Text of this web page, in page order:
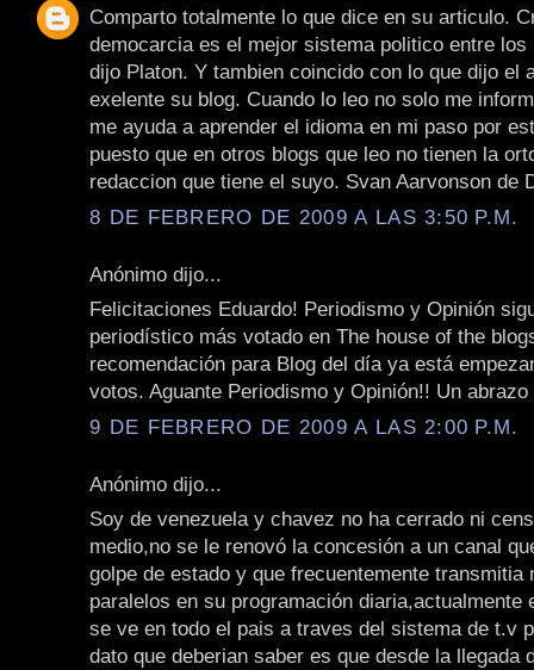
Comparto totalmente lo que dice en su articulo.
democarcia es el mejor sistema politico entre los
dijo Platon. Y tambien coincido con lo que dijo el
exelente su blog. Cuando lo leo no solo me
me ayuda a aprender el idioma en mi paso por
puesto que en otros blogs que leo no tienen la
redaccion que tiene el suyo. Svan Aarvonson de
8 DE FEBRERO DE 2009 A LAS 3:50 P.M.
Anónimo dijo...
Felicitaciones Eduardo! Periodismo y Opinión
periodístico más votado en The house of the
recomendación para Blog del día ya está
votos. Aguante Periodismo y Opinión!! Un abrazo
9 DE FEBRERO DE 2009 A LAS 2:00 P.M.
Anónimo dijo...
Soy de venezuela y chavez no ha cerrado ni
medio,no se le renovó la concesión a un canal
golpe de estado y que frecuentemente transmitia
paralelos en su programación diaria,actualmente
se ve en todo el pais a traves del sistema de t.v
dato que deberian saber es que desde la llegada